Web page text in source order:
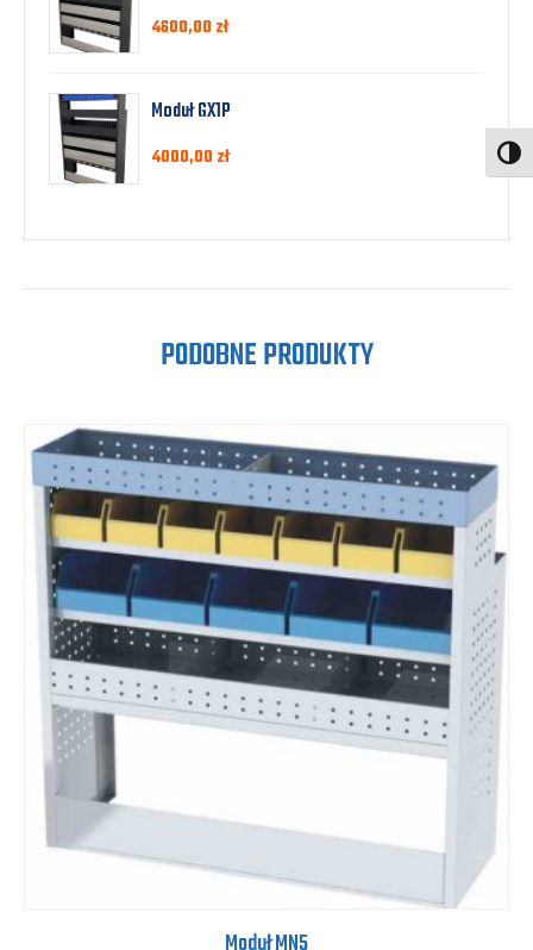
4600,00 zł
Moduł GX1P
4000,00 zł
PODOBNE PRODUKTY